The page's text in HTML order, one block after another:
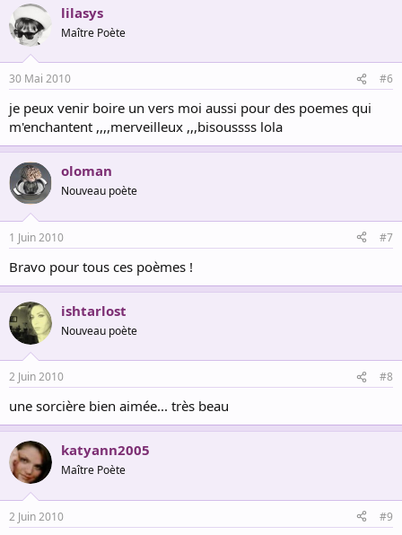
lilasys
Maître Poète
30 Mai 2010 #6
je peux venir boire un vers moi aussi pour des poemes qui
m'enchantent ,,,,merveilleux ,,,bisoussss lola
oloman
Nouveau poète
1 Juin 2010 #7
Bravo pour tous ces poèmes !
ishtarlost
Nouveau poète
2 Juin 2010 #8
une sorcière bien aimée... très beau
katyann2005
Maître Poète
2 Juin 2010 #9